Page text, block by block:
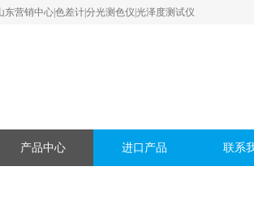
东营销中心|色差计|分光测色仪|光泽度测试仪
产品中心 进口产品 联系